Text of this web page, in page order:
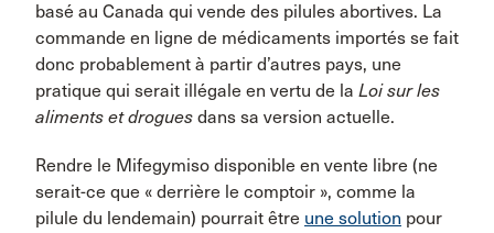
basé au Canada qui vende des pilules abortives. La
commande en ligne de médicaments importés se fait
donc probablement à partir d’autres pays, une
pratique qui serait illégale en vertu de la Loi sur les
aliments et drogues dans sa version actuelle.
Rendre le Mifegymiso disponible en vente libre (ne
serait-ce que « derrière le comptoir », comme la
pilule du lendemain) pourrait être une solution pour